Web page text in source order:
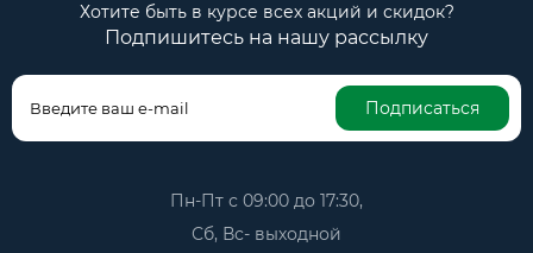
Хотите быть в курсе всех акций и скидок?
Подпишитесь на нашу рассылку
Подписаться
Пн-Пт с 09:00 до 17:30,
Сб, Вс- выходной